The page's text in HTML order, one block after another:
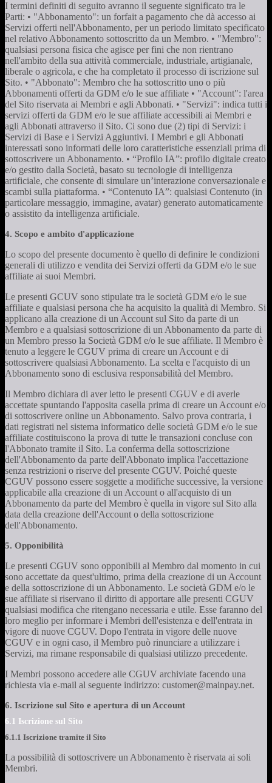
I termini definiti di seguito avranno il seguente significato tra le
Parti: • "Abbonamento": un forfait a pagamento che dà accesso ai
Servizi offerti nell'Abbonamento, per un periodo limitato specificato
nel relativo Abbonamento sottoscritto da un Membro. • "Membro":
qualsiasi persona fisica che agisce per fini che non rientrano
nell'ambito della sua attività commerciale, industriale, artigianale,
liberale o agricola, e che ha completato il processo di iscrizione sul
Sito. • "Abbonato": Membro che ha sottoscritto uno o più
Abbonamenti offerti da GDM e/o le sue affiliate • "Account": l'area
del Sito riservata ai Membri e agli Abbonati. • "Servizi": indica tutti i
servizi offerti da GDM e/o le sue affiliate accessibili ai Membri e
agli Abbonati attraverso il Sito. Ci sono due (2) tipi di Servizi: i
Servizi di Base e i Servizi Aggiuntivi. I Membri e gli Abbonati
interessati sono informati delle loro caratteristiche essenziali prima di
sottoscrivere un Abbonamento. • “Profilo IA”: profilo digitale creato
e/o gestito dalla Società, basato su tecnologie di intelligenza
artificiale, che consente di simulare un’interazione conversazionale e
scambi sulla piattaforma. • “Contenuto IA”: qualsiasi Contenuto (in
particolare messaggio, immagine, avatar) generato automaticamente
o assistito da intelligenza artificiale.
4. Scopo e ambito d'applicazione
Lo scopo del presente documento è quello di definire le condizioni
generali di utilizzo e vendita dei Servizi offerti da GDM e/o le sue
affiliate ai suoi Membri.
Le presenti GCUV sono stipulate tra le società GDM e/o le sue
affiliate e qualsiasi persona che ha acquisito la qualità di Membro. Si
applicano alla creazione di un Account sul Sito da parte di un
Membro e a qualsiasi sottoscrizione di un Abbonamento da parte di
un Membro presso la Società GDM e/o le sue affiliate. Il Membro è
tenuto a leggere le CGUV prima di creare un Account e di
sottoscrivere qualsiasi Abbonamento. La scelta e l'acquisto di un
Abbonamento sono di esclusiva responsabilità del Membro.
Il Membro dichiara di aver letto le presenti CGUV e di averle
accettate spuntando l'apposita casella prima di creare un Account e/o
di sottoscrivere online un Abbonamento. Salvo prova contraria, i
dati registrati nel sistema informatico delle società GDM e/o le sue
affiliate costituiscono la prova di tutte le transazioni concluse con
l'Abbonato tramite il Sito. La conferma della sottoscrizione
dell'Abbonamento da parte dell'Abbonato implica l'accettazione
senza restrizioni o riserve del presente CGUV. Poiché queste
CGUV possono essere soggette a modifiche successive, la versione
applicabile alla creazione di un Account o all'acquisto di un
Abbonamento da parte del Membro è quella in vigore sul Sito alla
data della creazione dell'Account o della sottoscrizione
dell'Abbonamento.
5. Opponibilità
Le presenti CGUV sono opponibili al Membro dal momento in cui
sono accettate da quest'ultimo, prima della creazione di un Account
e della sottoscrizione di un Abbonamento. Le società GDM e/o le
sue affiliate si riservano il diritto di apportare alle presenti CGUV
qualsiasi modifica che ritengano necessaria e utile. Esse faranno del
loro meglio per informare i Membri dell'esistenza e dell'entrata in
vigore di nuove CGUV. Dopo l'entrata in vigore delle nuove
CGUV e in ogni caso, il Membro può rinunciare a utilizzare i
Servizi, ma rimane responsabile di qualsiasi utilizzo precedente.
I Membri possono accedere alle CGUV archiviate facendo una
richiesta via e-mail al seguente indirizzo: customer@mainpay.net.
6. Iscrizione sul Sito e apertura di un Account
6.1 Iscrizione sul Sito
6.1.1 Iscrizione tramite il Sito
La possibilità di sottoscrivere un Abbonamento è riservata ai soli
Membri.